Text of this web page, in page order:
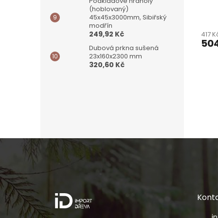
(hoblovaný)
45x45x3000mm, Sibiřský
modřín
249,92 Kč
Dubová prkna sušená
23x160x2300 mm
320,60 Kč
417
Z
p
a
t